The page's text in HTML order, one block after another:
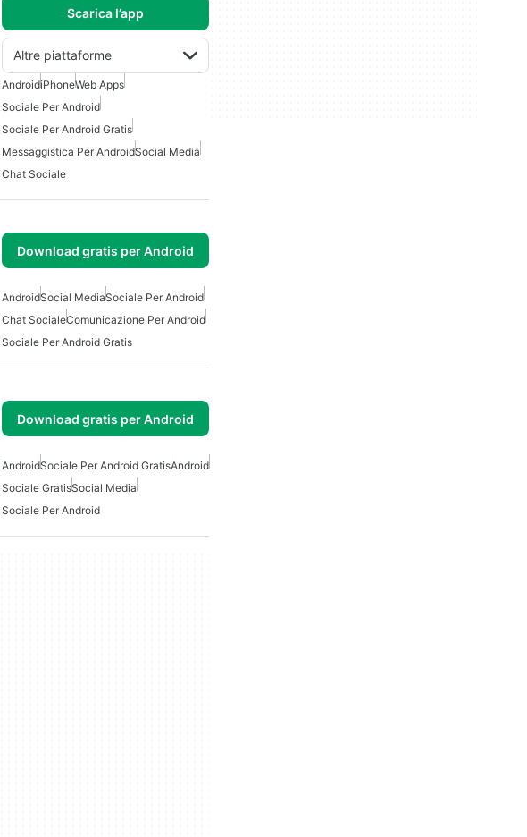
Scarica l’app
Altre piattaforme
AndroidiPhoneWeb Apps
Sociale Per Android
Sociale Per Android Gratis
Messaggistica Per AndroidSocial Media
Chat Sociale
Download gratis per Android
AndroidSocial MediaSociale Per Android
Chat SocialeComunicazione Per Android
Sociale Per Android Gratis
Download gratis per Android
AndroidSociale Per Android GratisAndroid
Sociale GratisSocial Media
Sociale Per Android